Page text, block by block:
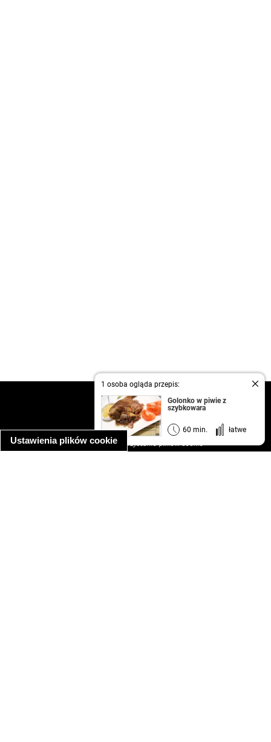
Ustawienia plików cookie
1 osoba ogląda przepis:
Golonko w piwie z
szybkowara
60 min. łatwe
kontakt
regulamin
informacja o prywatności
informacja o wykorzystaniu plików cookie